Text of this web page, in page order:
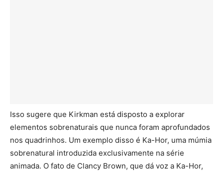
Isso sugere que Kirkman está disposto a explorar
elementos sobrenaturais que nunca foram aprofundados
nos quadrinhos. Um exemplo disso é Ka-Hor, uma múmia
sobrenatural introduzida exclusivamente na série
animada. O fato de Clancy Brown, que dá voz a Ka-Hor,